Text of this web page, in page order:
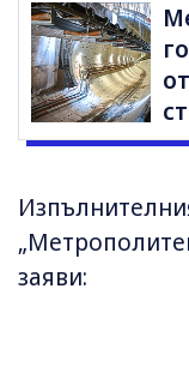
заяви: